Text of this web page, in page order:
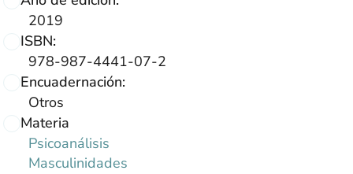
2019
ISBN:
978-987-4441-07-2
Encuadernación:
Otros
Materia
Psicoanálisis
Masculinidades